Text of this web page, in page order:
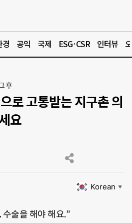
경 공익 국제 ESG·CSR 인터뷰
후
로 고통받는 지구촌 의
요
Korean ▼
술을 해야 해요.”